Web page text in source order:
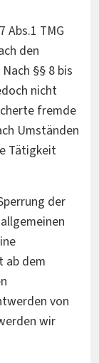
Abs.1 TMG
den
§§ 8 bis
nicht
fremde
Umständen
Tätigkeit
der
ab dem
von
wir